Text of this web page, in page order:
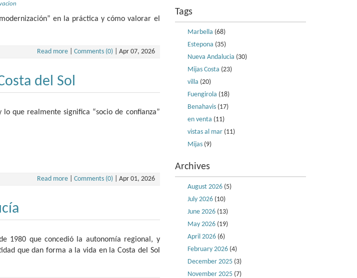
en la práctica y cómo valorar el
Read more| Comments (0)| Apr 07, 2026
del Sol
que realmente significa “socio de confianza”
Read more| Comments (0)| Apr 01, 2026
1980 que concedió la autonomía regional, y
que dan forma a la vida en la Costa del Sol
Tags
Marbella (68)
Estepona (35)
Nueva Andalucia (30)
Mijas Costa (23)
villa (20)
Fuengirola (18)
Benahavis(17)
en venta (11)
vistas al mar(11)
Mijas(9)
Archives
August 2026(5)
July 2026(10)
June 2026(13)
May 2026(19)
April 2026(6)
February 2026(4)
December 2025(3)
November 2025(7)